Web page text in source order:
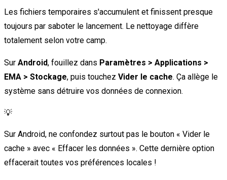
Les fichiers temporaires s'accumulent et finissent presque
toujours par saboter le lancement. Le nettoyage diffère
totalement selon votre camp.
Sur Android, fouillez dans Paramètres > Applications >
EMA > Stockage, puis touchez Vider le cache. Ça allège le
système sans détruire vos données de connexion.
💡
Sur Android, ne confondez surtout pas le bouton « Vider le
cache » avec « Effacer les données ». Cette dernière option
effacerait toutes vos préférences locales !